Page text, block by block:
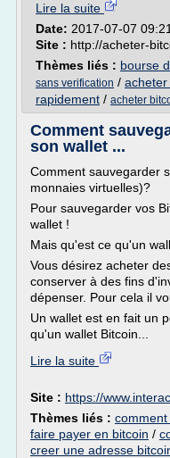
Lire la suite
Date: 2017-07-07
Site : http://acheter-
Thèmes liés : bourse
sans verification / acheter
rapidement / acheter
Comment
son wallet ...
Comment sauvegarder
monnaies virtuelles)?
Pour sauvegarder vos
wallet !
Mais qu'est ce qu'un
Vous désirez acheter
conserver à des fins
dépenser. Pour cela il
Un wallet est en fait un
qu'un wallet Bitcoin...
Lire la suite
Site : https://
Thèmes liés :
faire payer en bitcoin /
creer une adresse